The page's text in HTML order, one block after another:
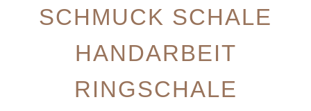
SCHMUCK SCHALE
HANDARBEIT
RINGSCHALE